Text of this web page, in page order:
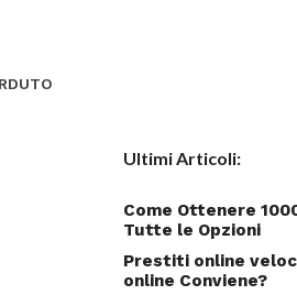
Ultimi Articoli:
Come Ottenere
Tutte le Opzioni
Prestiti online
online Conviene?